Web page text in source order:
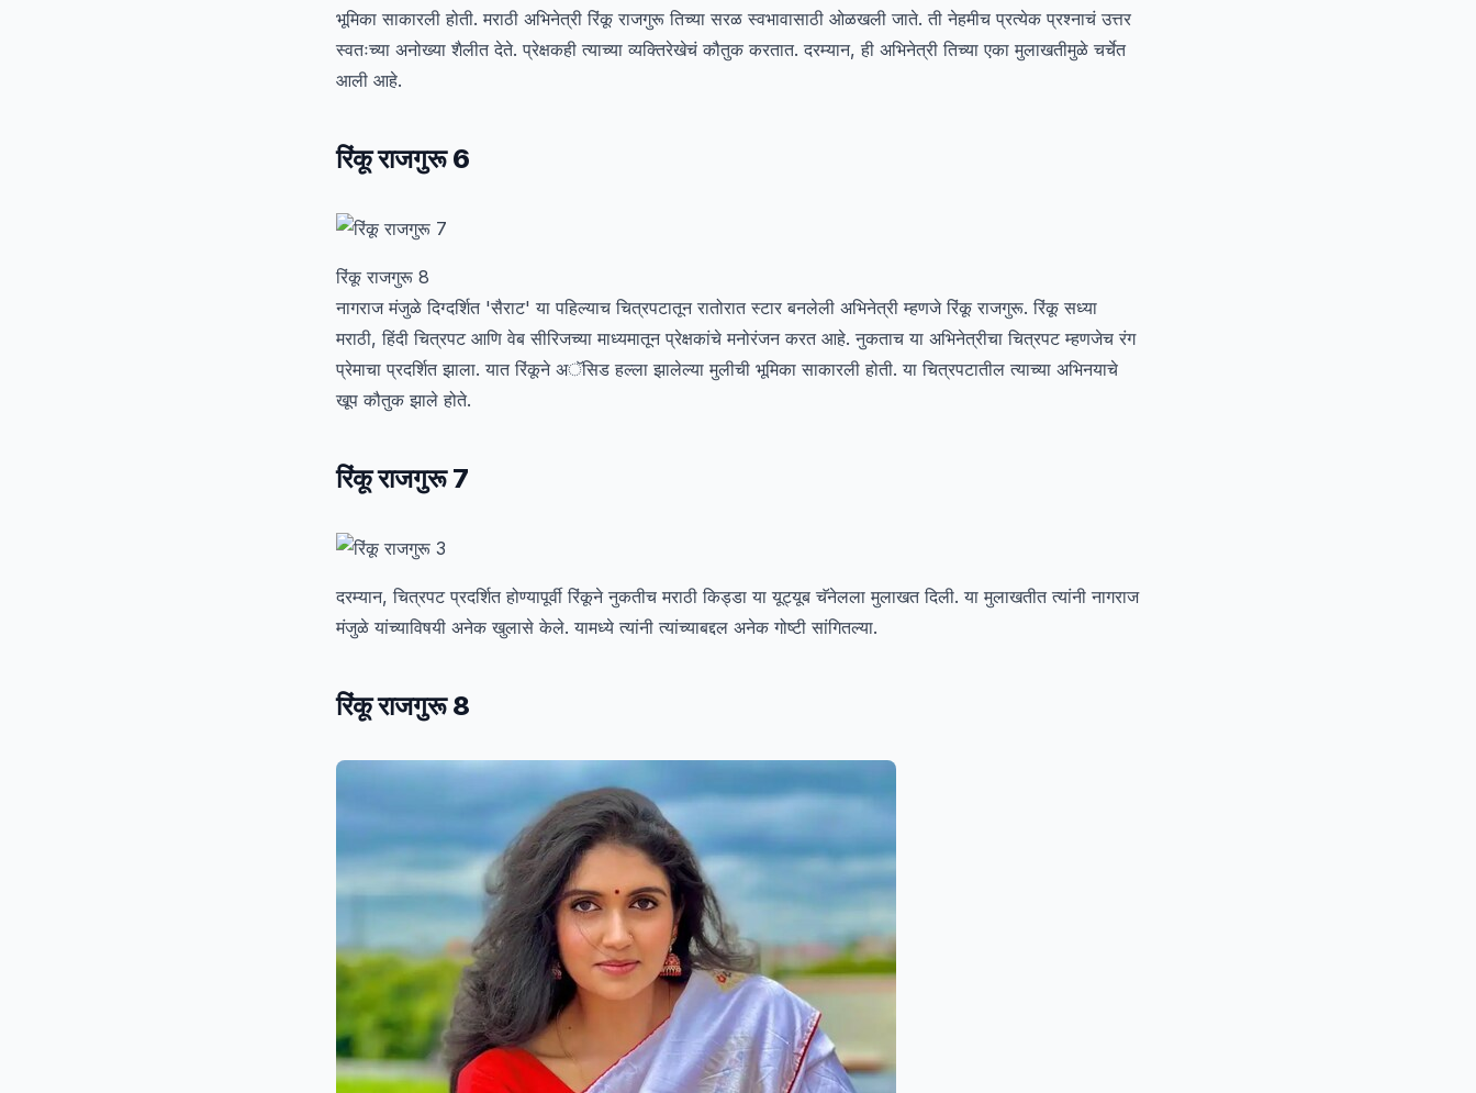
भूमिका साकारली होती. मराठी अभिनेत्री रिंकू राजगुरू तिच्या सरळ स्वभावासाठी ओळखली जाते. ती नेहमीच प्रत्येक प्रश्नाचं उत्तर
स्वतःच्या अनोख्या शैलीत देते. प्रेक्षकही त्याच्या व्यक्तिरेखेचं कौतुक करतात. दरम्यान, ही अभिनेत्री तिच्या एका मुलाखतीमुळे चर्चेत
आली आहे.
रिंकू राजगुरू 6
रिंकू राजगुरू 8
नागराज मंजुळे दिग्दर्शित 'सैराट' या पहिल्याच चित्रपटातून रातोरात स्टार बनलेली अभिनेत्री म्हणजे रिंकू राजगुरू. रिंकू सध्या
मराठी, हिंदी चित्रपट आणि वेब सीरिजच्या माध्यमातून प्रेक्षकांचे मनोरंजन करत आहे. नुकताच या अभिनेत्रीचा चित्रपट म्हणजेच रंग
प्रेमाचा प्रदर्शित झाला. यात रिंकूने अॅसिड हल्ला झालेल्या मुलीची भूमिका साकारली होती. या चित्रपटातील त्याच्या अभिनयाचे
खूप कौतुक झाले होते.
रिंकू राजगुरू 7
दरम्यान, चित्रपट प्रदर्शित होण्यापूर्वी रिंकूने नुकतीच मराठी किड्डा या यूट्यूब चॅनेलला मुलाखत दिली. या मुलाखतीत त्यांनी नागराज
मंजुळे यांच्याविषयी अनेक खुलासे केले. यामध्ये त्यांनी त्यांच्याबद्दल अनेक गोष्टी सांगितल्या.
रिंकू राजगुरू 8